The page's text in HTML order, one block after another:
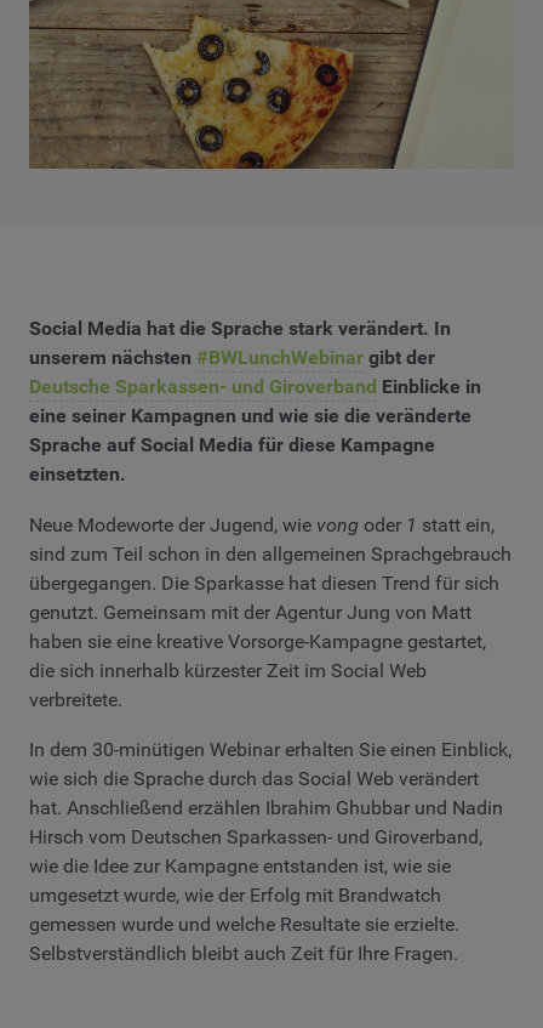
Social Media hat die Sprache stark verändert. In
unserem nächsten #BWLunchWebinar gibt der
Deutsche Sparkassen- und Giroverband Einblicke in
eine seiner Kampagnen und wie sie die veränderte
Sprache auf Social Media für diese Kampagne
einsetzten.
Neue Modeworte der Jugend, wie vong oder 1 statt ein,
sind zum Teil schon in den allgemeinen Sprachgebrauch
übergegangen. Die Sparkasse hat diesen Trend für sich
genutzt. Gemeinsam mit der Agentur Jung von Matt
haben sie eine kreative Vorsorge-Kampagne gestartet,
die sich innerhalb kürzester Zeit im Social Web
verbreitete.
In dem 30-minütigen Webinar erhalten Sie einen Einblick,
wie sich die Sprache durch das Social Web verändert
hat. Anschließend erzählen Ibrahim Ghubbar und Nadin
Hirsch vom Deutschen Sparkassen- und Giroverband,
wie die Idee zur Kampagne entstanden ist, wie sie
umgesetzt wurde, wie der Erfolg mit Brandwatch
gemessen wurde und welche Resultate sie erzielte.
Selbstverständlich bleibt auch Zeit für Ihre Fragen.